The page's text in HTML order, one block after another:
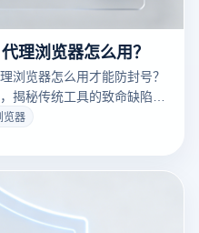
理浏览器怎么用？
浏览器怎么用才能防封号？
揭秘传统工具的致命缺陷。
登指纹浏览器，通过物理级
账号关联难题。点击阅读保
览器